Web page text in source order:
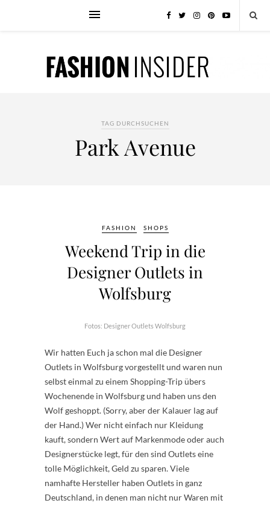
TAG DURCHSUCHEN
Park Avenue
FASHION SHOPS
Weekend Trip in die
Designer Outlets in
Wolfsburg
Fotos: Designer Outlets Wolfsburg
Wir hatten Euch ja schon mal die Designer
Outlets in Wolfsburg vorgestellt und waren nun
selbst einmal zu einem Shopping-Trip übers
Wochenende in Wolfsburg und haben uns den
Wolf geshoppt. (Sorry, aber der Kalauer lag auf
der Hand.) Wer nicht einfach nur Kleidung
kauft, sondern Wert auf Markenmode oder auch
Designerstücke legt, für den sind Outlets eine
tolle Möglichkeit, Geld zu sparen. Viele
namhafte Hersteller haben Outlets in ganz
Deutschland, in denen man nicht nur Waren mit